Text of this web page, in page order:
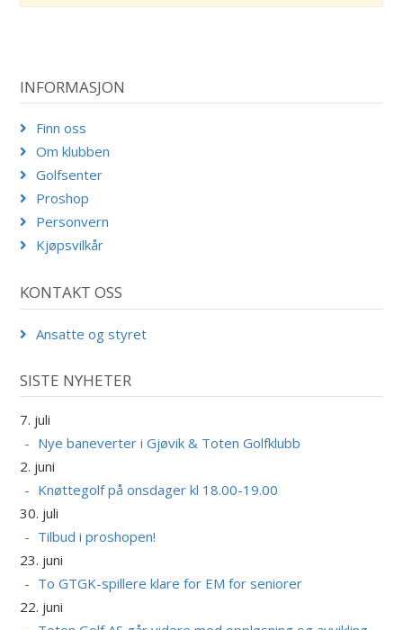
INFORMASJON
Finn oss
Om klubben
Golfsenter
Proshop
Personvern
Kjøpsvilkår
KONTAKT OSS
Ansatte og styret
SISTE NYHETER
7. juli
Nye baneverter i Gjøvik & Toten Golfklubb
2. juni
Knøttegolf på onsdager kl 18.00-19.00
30. juli
Tilbud i proshopen!
23. juni
To GTGK-spillere klare for EM for seniorer
22. juni